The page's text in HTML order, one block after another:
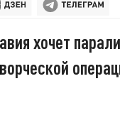
хочет